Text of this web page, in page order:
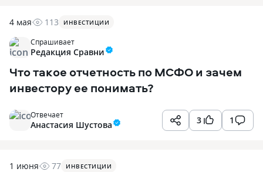
4 мая 113 ИНВЕСТИЦИИ
Спрашивает
Редакция Сравни
Что такое отчетность по МСФО и зачем
инвестору ее понимать?
3 1
Отвечает
Анастасия Шустова
1 июня 77 ИНВЕСТИЦИИ